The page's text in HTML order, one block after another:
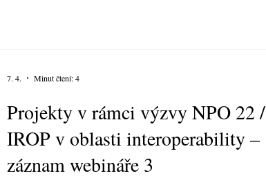
Projekty v rámci výzvy NPO 22 /
IROP v oblasti interoperability –
záznam webináře 3
7. 4. Minut čtení: 4